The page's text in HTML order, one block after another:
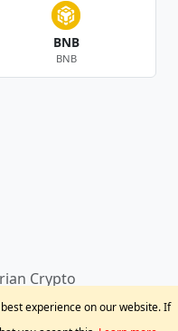
BNB
BNB
Crypto
Policy
Disclaimer
Support
experience on our website. If